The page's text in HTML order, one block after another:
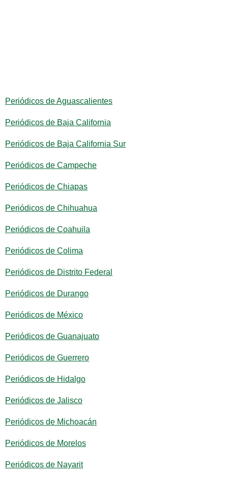
Periódicos de Aguascalientes
Periódicos de Baja California
Periódicos de Baja California Sur
Periódicos de Campeche
Periódicos de Chiapas
Periódicos de Chihuahua
Periódicos de Coahuila
Periódicos de Colima
Periódicos de Distrito Federal
Periódicos de Durango
Periódicos de México
Periódicos de Guanajuato
Periódicos de Guerrero
Periódicos de Hidalgo
Periódicos de Jalisco
Periódicos de Michoacán
Periódicos de Morelos
Periódicos de Nayarit